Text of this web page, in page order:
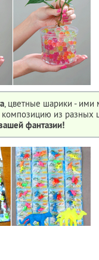
, цветные шарики - ими
из разных
фантазии!